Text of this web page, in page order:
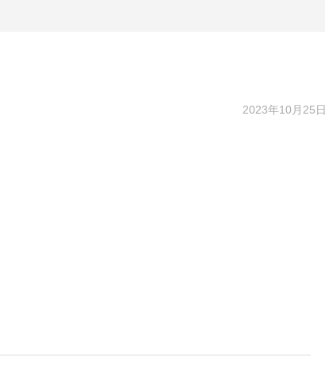
2023年10月25日